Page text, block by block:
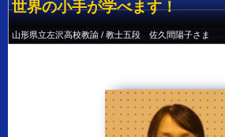
世界の小手が学べます！
山形県立左沢高校教諭 / 教士五段 佐久間陽子さま